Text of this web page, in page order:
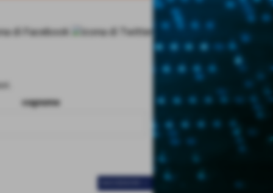
cognome